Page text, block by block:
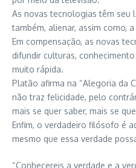
As novas tecnologias têm seu
também, alienar, assim como,
Em compensação, as novas
difundir culturas,
muito rápida.
Platão afirma na “Alegoria da
não traz felicidade, pelo
mais se quer saber, mais se
Enfim, o verdadeiro filósofo é
mesmo que essa verdade
“Conhecereis a verdade e a